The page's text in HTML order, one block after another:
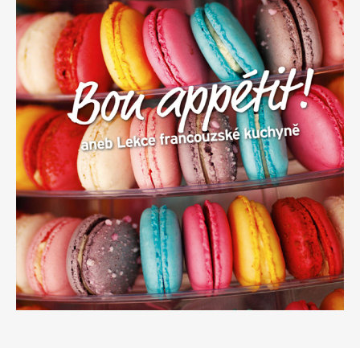
Apetit
Svět ženy
Marianne Bydlení
Marianne Venkov & styl